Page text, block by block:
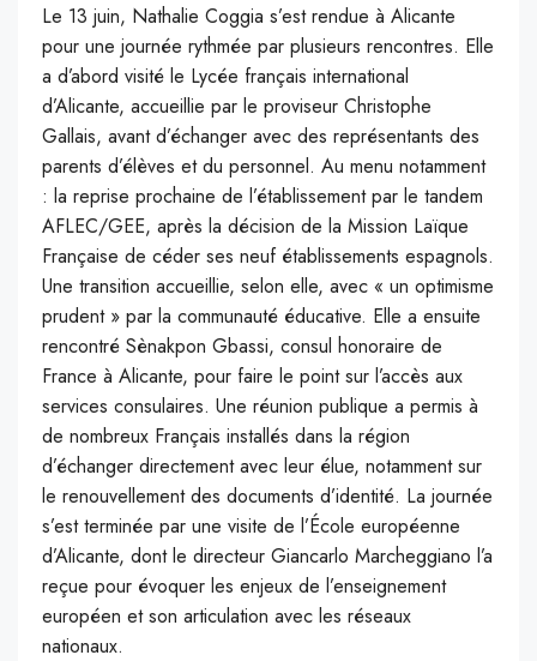
Le 13 juin, Nathalie Coggia s’est rendue à Alicante
pour une journée rythmée par plusieurs rencontres. Elle
a d’abord visité le Lycée français international
d’Alicante, accueillie par le proviseur Christophe
Gallais, avant d’échanger avec des représentants des
parents d’élèves et du personnel. Au menu notamment
: la reprise prochaine de l’établissement par le tandem
AFLEC/GEE, après la décision de la Mission Laïque
Française de céder ses neuf établissements espagnols.
Une transition accueillie, selon elle, avec « un optimisme
prudent » par la communauté éducative. Elle a ensuite
rencontré Sènakpon Gbassi, consul honoraire de
France à Alicante, pour faire le point sur l’accès aux
services consulaires. Une réunion publique a permis à
de nombreux Français installés dans la région
d’échanger directement avec leur élue, notamment sur
le renouvellement des documents d’identité. La journée
s’est terminée par une visite de l’École européenne
d’Alicante, dont le directeur Giancarlo Marcheggiano l’a
reçue pour évoquer les enjeux de l’enseignement
européen et son articulation avec les réseaux
nationaux.